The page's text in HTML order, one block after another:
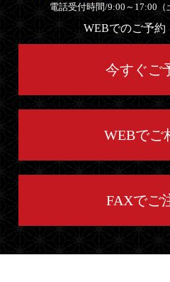
電話受付時間/9:00～17:00
WEBでのご予約
今すぐご
WEBでご
FAXでご